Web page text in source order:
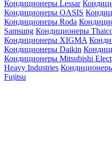
Кондиционеры Lessar
Кондиционеры OASIS
Кондиционеры Roda
Samsung Кондиционеры
Кондиционеры XIGMA
Кондиционеры Daikin
Кондиционеры Mitsubishi
Heavy Industries
Fujitsu